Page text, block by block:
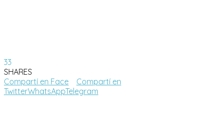
33
SHARES
Compartí en Face
Compartí en
TwitterWhatsAppTelegram